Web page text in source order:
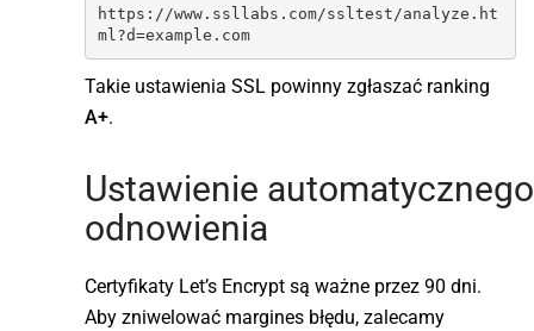
https://www.ssllabs.com/ssltest/analyze.ht
ml?d=example.com
Takie ustawienia SSL powinny zgłaszać ranking
A+.
Ustawienie automatycznego
odnowienia
Certyfikaty Let’s Encrypt są ważne przez 90 dni.
Aby zniwelować margines błędu, zalecamy